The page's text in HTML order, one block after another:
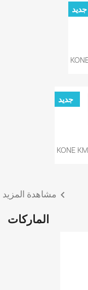
جديد
KONE
جديد
مشاهدة المزيد 
الماركات